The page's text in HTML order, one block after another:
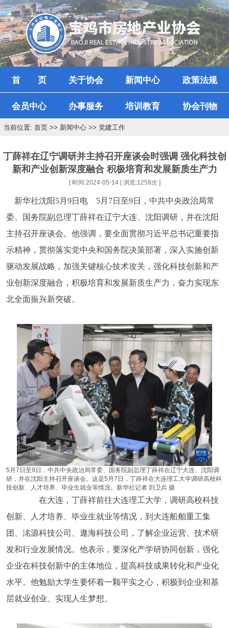
首 页 关于协会 新闻中心 政策法规
会员中心 办事服务 培训教育 协会刊物
当前位置: 首页 >> 新闻中心 >> 党建工作
丁薛祥在辽宁调研并主持召开座谈会时强调 强化科技创
新和产业创新深度融合 积极培育和发展新质生产力
[ 时间:2024-05-14 | 浏览:1259次 ]
新华社沈阳5月9日电 5月7日至9日，中共中央政治局常
委、国务院副总理丁薛祥在辽宁大连、沈阳调研，并在沈阳
主持召开座谈会。他强调，要全面贯彻习近平总书记重要指
示精神，贯彻落实党中央和国务院决策部署，深入实施创新
驱动发展战略，加强关键核心技术攻关，强化科技创新和产
业创新深度融合，积极培育和发展新质生产力，奋力实现东
北全面振兴新突破。
5月7日至9日，中共中央政治局常委、国务院副总理丁薛祥在辽宁大连、沈阳调
研，并在沈阳主持召开座谈会。这是5月7日，丁薛祥在大连理工大学调研高校科
技创新、人才培养、毕业生就业等情况。新华社记者 刘卫兵 摄
在大连，丁薛祥前往大连理工大学，调研高校科技
创新、人才培养、毕业生就业等情况，到大连船舶重工集
团、洺源科技公司、遨海科技公司，了解企业运营、技术研
发和行业发展情况。他表示，要深化产学研协同创新，强化
企业在科技创新中的主体地位，提高科技成果转化和产业化
水平。他勉励大学生要怀着一颗平实之心，积极到企业和基
层就业创业、实现人生梦想。